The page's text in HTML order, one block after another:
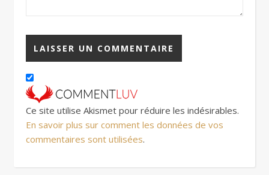
Ce site utilise Akismet pour réduire les indésirables.
En savoir plus sur comment les données de vos
commentaires sont utilisées.